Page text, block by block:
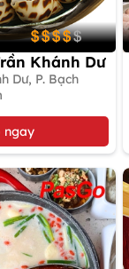
Khánh Dư
Dư, P. Bạch
ngay